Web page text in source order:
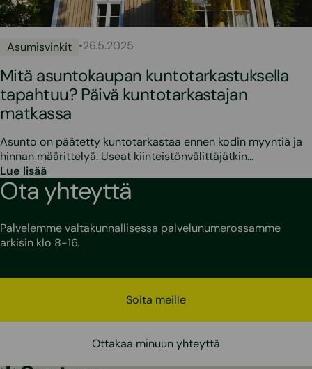
Asumisvinkit •26.5.2025
Mitä asuntokaupan kuntotarkastuksella
tapahtuu? Päivä kuntotarkastajan
matkassa
Asunto on päätetty kuntotarkastaa ennen kodin myyntiä ja
hinnan määrittelyä. Useat kiinteistönvälittäjätkin…
Lue lisää
Ota yhteyttä
Palvelemme valtakunnallisessa palvelunumerossamme
arkisin klo 8-16.
Soita meille
Ottakaa minuun yhteyttä